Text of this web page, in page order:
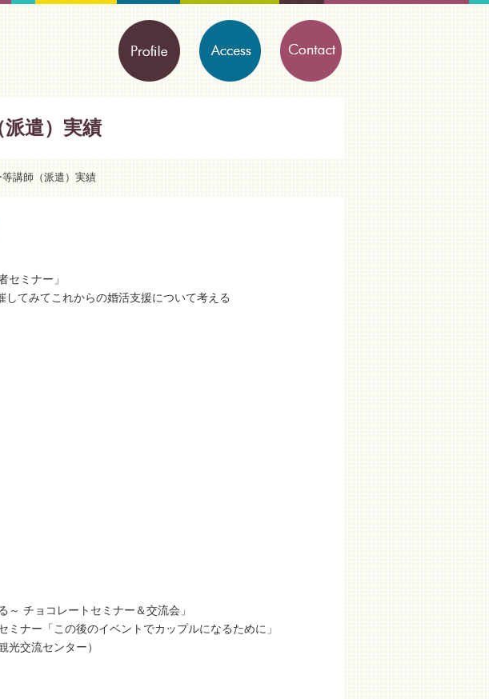
遣）実績
講師（派遣）実績
セミナー」
てみて これからの婚活支援について考える
チョコレートセミナー＆交流会」
ナー「この後のイベントでカップルになるために」
光交流センター）